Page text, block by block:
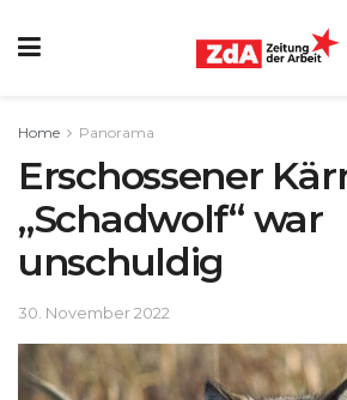
Home Panorama
Erschossener
„Schadwolf“ war
unschuldig
30. November 2022